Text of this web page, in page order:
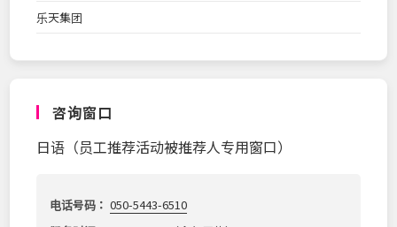
乐天集团
咨询窗口
日语（员工推荐活动被推荐人专用窗口）
电话号码： 050-5443-6510